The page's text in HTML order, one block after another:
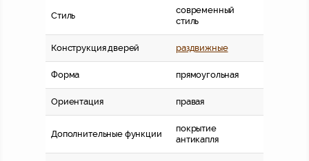
Стиль
современный
стиль
Конструкция дверей раздвижные
Форма прямоугольная
Ориентация правая
Дополнительные функции
покрытие
антикапля